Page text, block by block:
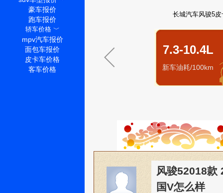
长城汽车风骏5
7.3-10.4L
新车油耗/100km
风骏52018款
国V怎么样
豪车报价
跑车报价
轿车价格﹀
mpv汽车报价
面包车报价
皮卡车价格
客车价格